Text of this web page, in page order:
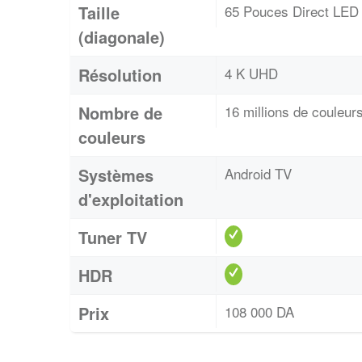
Taille
(diagonale)
65 Pouces Direct LED
Résolution 4 K UHD
Nombre de
couleurs
16 millions de
Systèmes
d'exploitation
Android TV
Tuner TV
HDR
Prix
108 000 DA